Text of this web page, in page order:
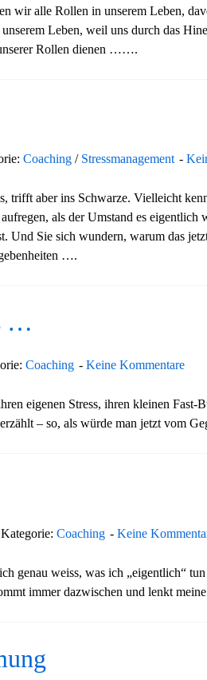
wir alle Rollen in unserem Leben,
Leben, weil uns durch das
Rollen dienen …….
Coaching/ Stressmanagement
trifft aber ins Schwarze. Vielleicht
als der Umstand es eigentlich
Und Sie sich wundern, warum das
….
…
Coaching Keine Kommentare
eigenen Stress, ihren kleinen
– so, als würde man jetzt vom
Kategorie: Coaching Keine
genau weiss, was ich „eigentlich“
immer dazwischen und lenkt